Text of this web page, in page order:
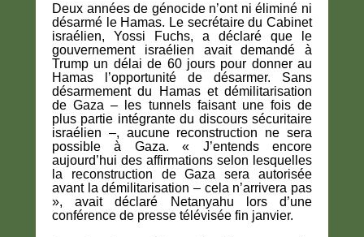
Deux années de génocide n’ont ni éliminé ni
désarmé le Hamas. Le secrétaire du Cabinet
israélien, Yossi Fuchs, a déclaré que le
gouvernement israélien avait demandé à
Trump un délai de 60 jours pour donner au
Hamas l’opportunité de désarmer. Sans
désarmement du Hamas et démilitarisation
de Gaza – les tunnels faisant une fois de
plus partie intégrante du discours sécuritaire
israélien –, aucune reconstruction ne sera
possible à Gaza. « J’entends encore
aujourd’hui des affirmations selon lesquelles
la reconstruction de Gaza sera autorisée
avant la démilitarisation – cela n’arrivera pas
», avait déclaré Netanyahu lors d’une
conférence de presse télévisée fin janvier.